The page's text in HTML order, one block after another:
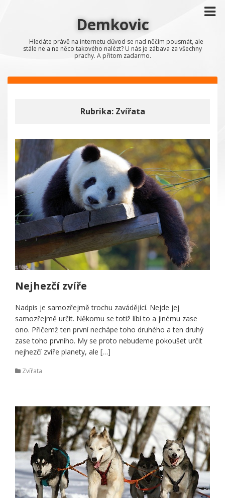
Demkovic
Hledáte právě na internetu důvod se nad něčím pousmát, ale
stále ne a ne něco takového nalézt? U nás je zábava za všechny
prachy. A přitom zadarmo.
Rubrika: Zvířata
Nejhezčí zvíře
Nadpis je samozřejmě trochu zavádějící. Nejde jej
samozřejmě určit. Někomu se totiž líbí to a jinému zase
ono. Přičemž ten první nechápe toho druhého a ten druhý
zase toho prvního. My se proto nebudeme pokoušet určit
nejhezčí zvíře planety, ale […]
Zvířata